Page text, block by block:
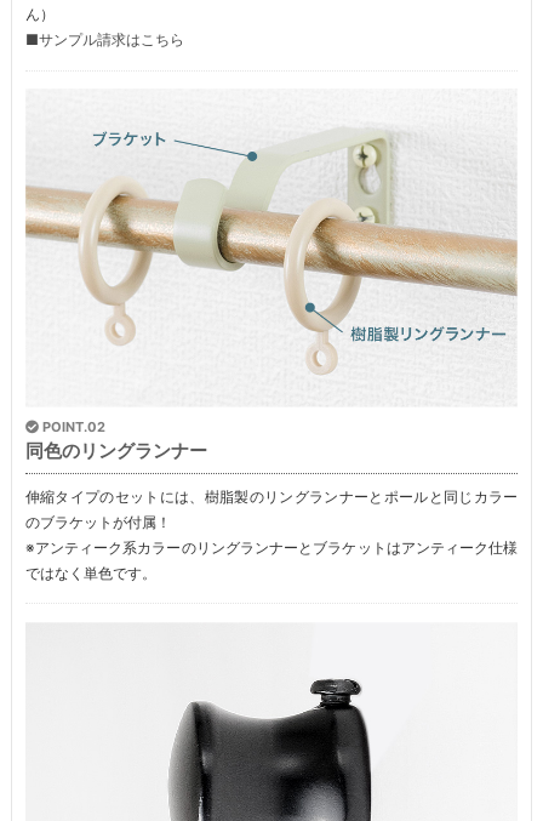
ん）
■サンプル請求はこちら
POINT.02
同色のリングランナー
伸縮タイプのセットには、樹脂製のリングランナーとポールと同じカラー
のブラケットが付属！
※アンティーク系カラーのリングランナーとブラケットはアンティーク仕様
ではなく単色です。